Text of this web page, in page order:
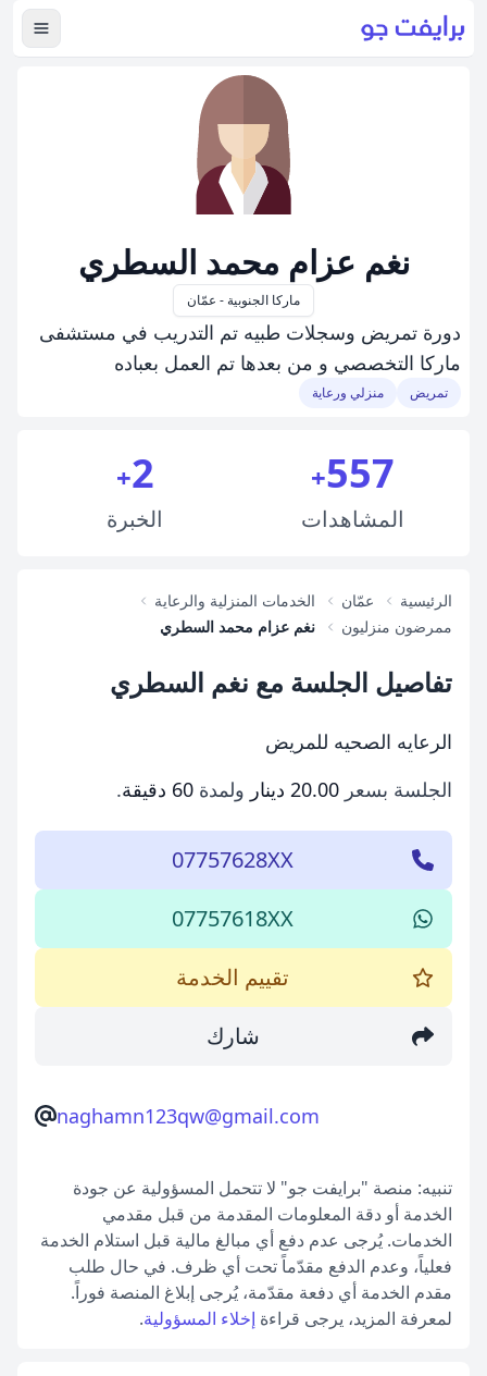
عرض
نغم عزام محمد السطري
ماركا الجنوبية - عمّان
دورة تمريض وسجلات طبيه تم التدريب في مستشفى
ماركا التخصصي و من بعدها تم العمل بعباده
تمريض منزلي ورعاية
557
+
المشاهدات
2
+
الخبرة
الرئيسية عمّان
الخدمات المنزلية والرعاية
ممرضون منزليون
نغم عزام محمد السطري
تفاصيل الجلسة مع نغم السطري
الرعايه الصحيه للمريض
الجلسة بسعر 20.00 دينار ولمدة 60 دقيقة .
07757628XX
07757618XX
تقييم الخدمة
شارك
naghamn123qw@gmail.com
تنبيه: منصة "برايفت جو" لا تتحمل المسؤولية عن جودة
الخدمة أو دقة المعلومات المقدمة من قبل مقدمي
الخدمات. يُرجى عدم دفع أي مبالغ مالية قبل استلام الخدمة
فعلياً، وعدم الدفع مقدّماً تحت أي ظرف. في حال طلب
مقدم الخدمة أي دفعة مقدّمة، يُرجى إبلاغ المنصة فوراً.
لمعرفة المزيد، يرجى قراءة إخلاء المسؤولية.